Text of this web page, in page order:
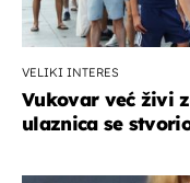
VELIKI INTERES
Vukovar već živi
ulaznica se